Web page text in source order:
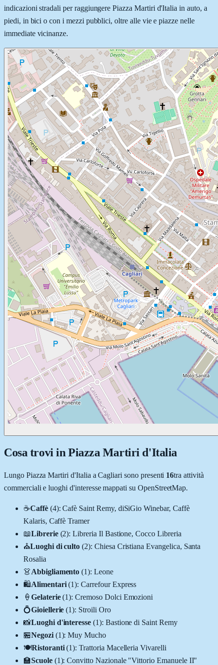
indicazioni stradali per raggiungere Piazza Martiri d'Italia in auto, a
piedi, in bici o con i mezzi pubblici, oltre alle vie e piazze nelle
immediate vicinanze.
Cosa trovi in Piazza Martiri d'Italia
Lungo Piazza Martiri d'Italia aCagliari sono presenti 16tra attività
commerciali e luoghi d'interesse mappati su OpenStreetMap.
☕Caffè (4):Cafè Saint Remy, diSiGio Winebar, Caffè
Kalaris, Caffè Tramer
📖Librerie (2):Libreria Il Bastione, Cocco Libreria
⛪Luoghi di culto (2): Chiesa Cristiana Evangelica, Santa
Rosalia
👗Abbigliamento (1):Leone
🛍️Alimentari (1):Carrefour Express
🍦 Gelaterie (1):Cremoso Dolci Emozioni
💍Gioiellerie (1): Stroili Oro
📸Luoghi d'interesse (1): Bastione di Saint Remy
🏪Negozi (1):Muy Mucho
🍽️Ristoranti (1):Trattoria Macelleria Vivarelli
🏫Scuole (1):Convitto Nazionale "Vittorio Emanuele II"